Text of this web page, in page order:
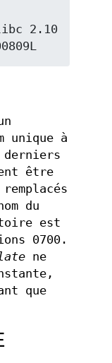
unique à
être
du
est
0700.
ne
que